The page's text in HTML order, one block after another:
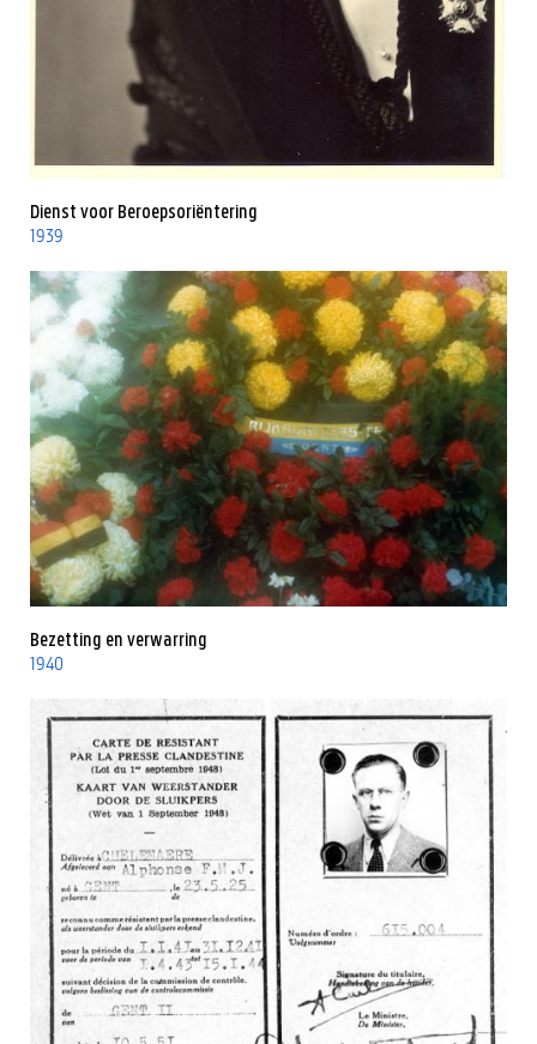
Dienst voor Beroepsoriëntering
1939
Bezetting en verwarring
1940